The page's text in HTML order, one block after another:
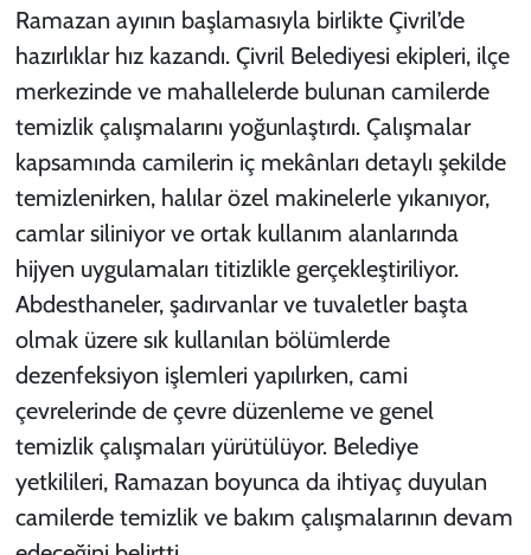
Ramazan ayının başlamasıyla birlikte Çivril’de
hazırlıklar hız kazandı. Çivril Belediyesi ekipleri, ilçe
merkezinde ve mahallelerde bulunan camilerde
temizlik çalışmalarını yoğunlaştırdı. Çalışmalar
kapsamında camilerin iç mekânları detaylı şekilde
temizlenirken, halılar özel makinelerle yıkanıyor,
camlar siliniyor ve ortak kullanım alanlarında
hijyen uygulamaları titizlikle gerçekleştiriliyor.
Abdesthaneler, şadırvanlar ve tuvaletler başta
olmak üzere sık kullanılan bölümlerde
dezenfeksiyon işlemleri yapılırken, cami
çevrelerinde de çevre düzenleme ve genel
temizlik çalışmaları yürütülüyor. Belediye
yetkilileri, Ramazan boyunca da ihtiyaç duyulan
camilerde temizlik ve bakım çalışmalarının devam